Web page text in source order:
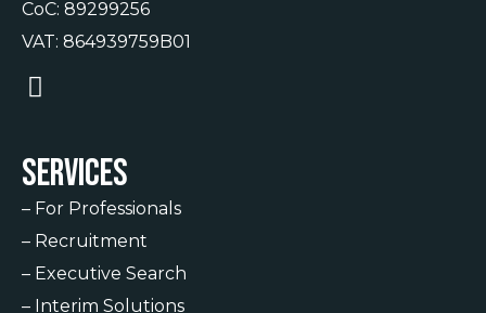
CoC: 89299256
VAT: 864939759B01
Services
– For Professionals
– Recruitment
– Executive Search
– Interim Solutions